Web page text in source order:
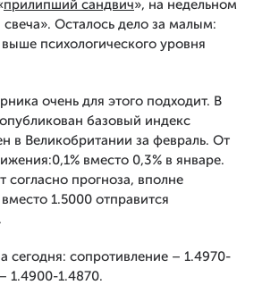
прилипший сандвич», на недельном
Осталось дело за малым:
психологического уровня
очень для этого подходит. В
базовый индекс
в Великобритании за февраль. От
вместо 0,3% в январе.
согласно прогноза, вполне
1.5000 отправится
сегодня: сопротивление – 1.4970-
1.4900-1.4870.